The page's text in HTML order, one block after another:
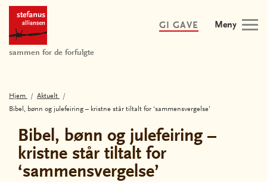
Meny
sammen for de forfulgte
GI GAVE
Hjem
Aktuelt
Bibel, bønn og julefeiring – kristne står tiltalt for ‘sammensvergelse’
Bibel, bønn og julefeiring –
kristne står tiltalt for
‘sammensvergelse’